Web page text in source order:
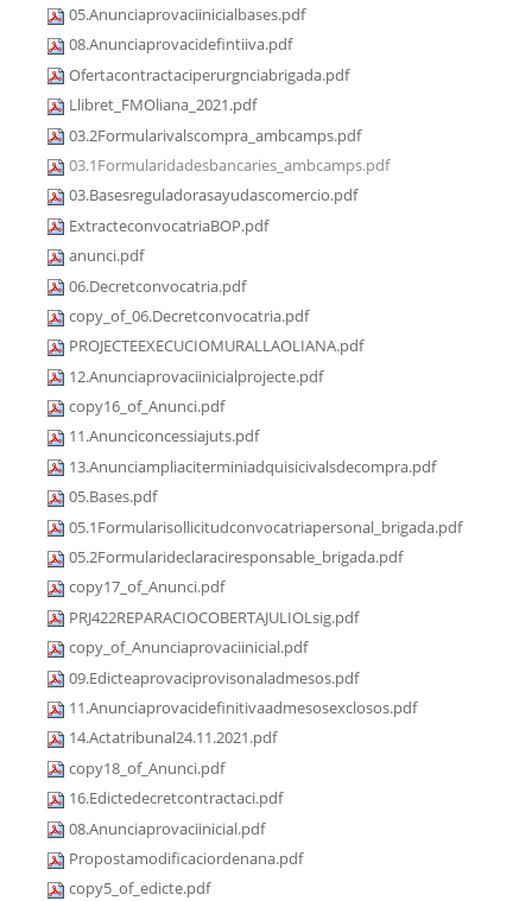
05.Anunciaprovaciinicialbases.pdf
08.Anunciaprovacidefintiiva.pdf
Ofertacontractaciperurgnciabrigada.pdf
Llibret_FMOliana_2021.pdf
03.2Formularivalscompra_ambcamps.pdf
03.1Formularidadesbancaries_ambcamps.pdf
03.Basesreguladorasayudascomercio.pdf
ExtracteconvocatriaBOP.pdf
anunci.pdf
06.Decretconvocatria.pdf
copy_of_06.Decretconvocatria.pdf
PROJECTEEXECUCIOMURALLAOLIANA.pdf
12.Anunciaprovaciinicialprojecte.pdf
copy16_of_Anunci.pdf
11.Anunciconcessiajuts.pdf
13.Anunciampliaciterminiadquisicivalsdecompra.pdf
05.Bases.pdf
05.1Formularisollicitudconvocatriapersonal_brigada.pdf
05.2Formularideclaraciresponsable_brigada.pdf
copy17_of_Anunci.pdf
PRJ422REPARACIOCOBERTAJULIOLsig.pdf
copy_of_Anunciaprovaciinicial.pdf
09.Edicteaprovaciprovisonaladmesos.pdf
11.Anunciaprovacidefinitivaadmesosexclosos.pdf
14.Actatribunal24.11.2021.pdf
copy18_of_Anunci.pdf
16.Edictedecretcontractaci.pdf
08.Anunciaprovaciinicial.pdf
Propostamodificaciordenana.pdf
copy5_of_edicte.pdf